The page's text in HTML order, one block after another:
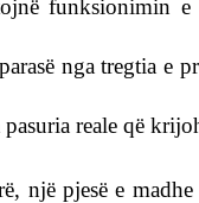
funksionimin
nga tregtia e
reale që
një pjesë e